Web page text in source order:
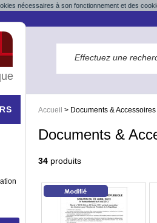
nécessaires à son fonctionnement et des
Accueil > Documents & Accessoires
Documents &
34 produits